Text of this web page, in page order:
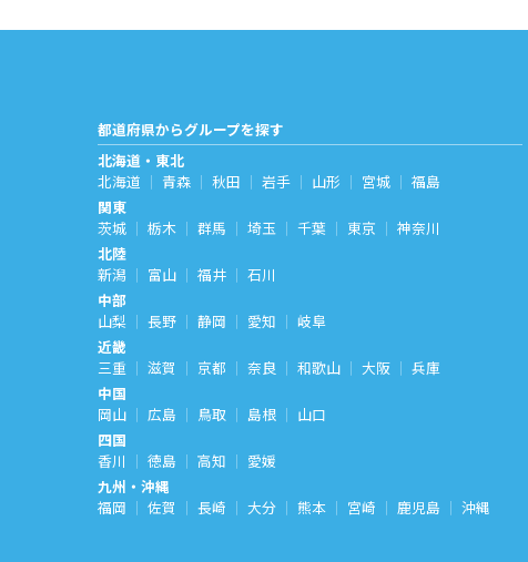
都道府県からグループを探す
北海道・東北
北海道
青森 秋田 岩手 山形 宮城
福島
関東
茨城
栃木 群馬 埼玉 千葉 東京
神奈川
北陸
新潟
富山 福井
石川
中部
山梨
長野 静岡 愛知
岐阜
近畿
三重
滋賀 京都 奈良 和歌山 大阪
兵庫
中国
岡山
広島 鳥取 島根
山口
四国
香川
徳島 高知
愛媛
九州・沖縄
福岡
佐賀 長崎 大分 熊本 宮崎 鹿児島 沖縄